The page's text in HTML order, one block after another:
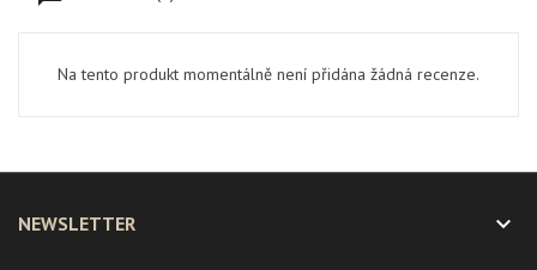
Na tento produkt momentálně není přidána žádná recenze.
NEWSLETTER 